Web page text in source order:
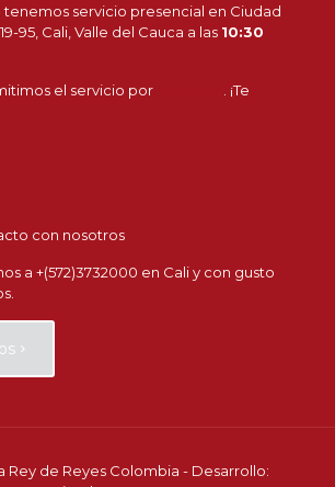
servicio presencial en Ciudad
19-95, Cali, Valle del Cauca a las 10:30
el servicio por
. ¡Te
con nosotros
a +(572)3732000 en Cali y con gusto
Rey de Reyes Colombia - Desarrollo: